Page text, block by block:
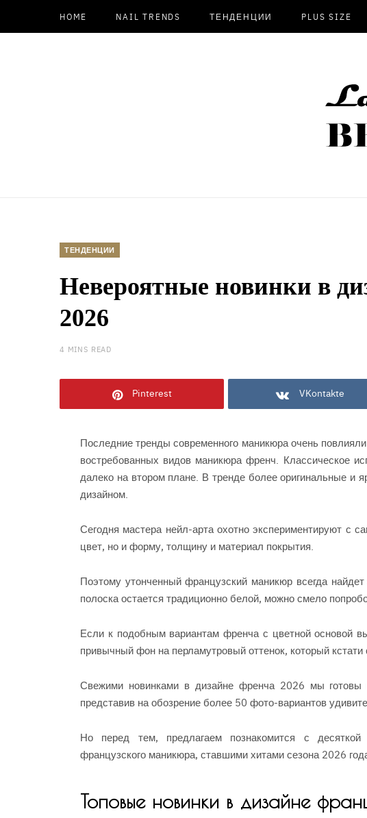
HOME NAIL TRENDS ТЕНДЕНЦИИ PLUS SIZE
ТЕНДЕНЦИИ
Невероятные новинки в
2026
4 MINS READ
Pinterest VKontakte
Последние тренды современного маникюра очень
востребованных видов маникюра френч. Классическое
далеко на втором плане. В тренде более оригинальные и
дизайном.
Сегодня мастера нейл-арта охотно экспериментируют с
цвет, но и форму, толщину и материал покрытия.
Поэтому утонченный французский маникюр всегда
полоска остается традиционно белой, можно смело
Если к подобным вариантам френча с цветной основой
привычный фон на перламутровый оттенок, который кстати
Свежими новинками в дизайне френча 2026 мы готовы
представив на обозрение более 50 фото-вариантов
Но перед тем, предлагаем познакомится с
французского маникюра, ставшими хитами сезона 2026
Топовые новинки в дизайне